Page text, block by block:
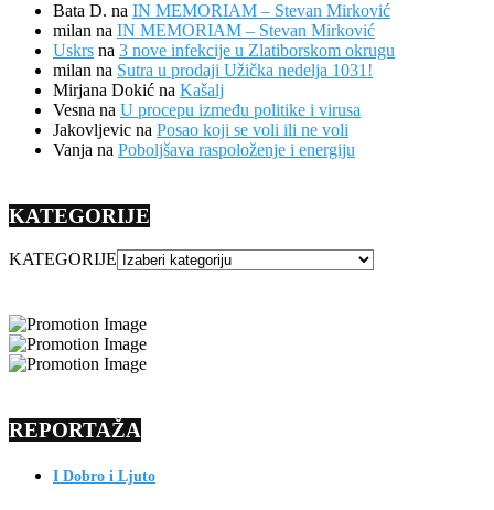
Bata D. na IN MEMORIAM – Stevan Mirković
milan na IN MEMORIAM – Stevan Mirković
Uskrs na 3 nove infekcije u Zlatiborskom okrugu
milan na Sutra u prodaji Užička nedelja 1031!
Mirjana Dokić na Kašalj
Vesna na U procepu između politike i virusa
Jakovljevic na Posao koji se voli ili ne voli
Vanja na Poboljšava raspoloženje i energiju
KATEGORIJE
KATEGORIJE
REPORTAŽA
I Dobro i Ljuto